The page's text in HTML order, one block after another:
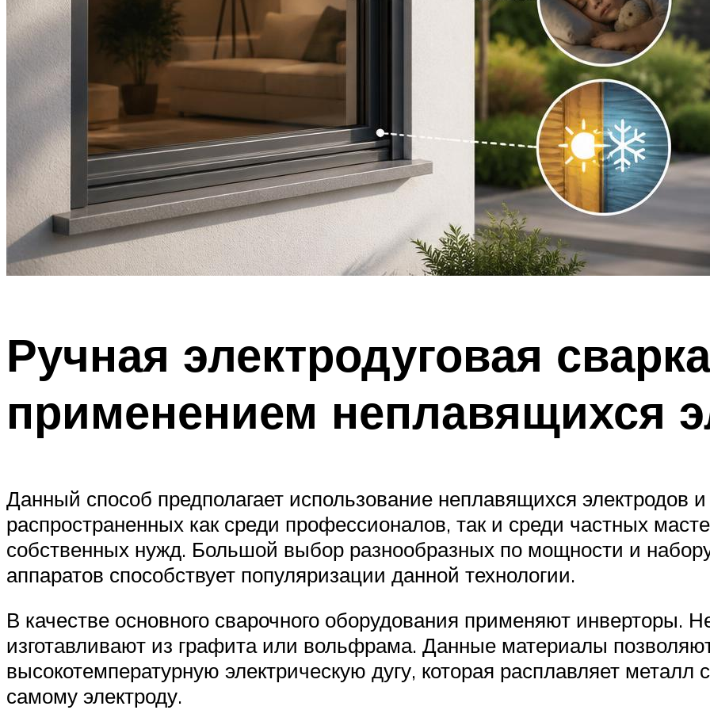
Ручная электродуговая
применением неплавящихся
Данный способ предполагает использование неплавящихся электродов
распространенных как среди профессионалов, так и среди частных
собственных нужд. Большой выбор разнообразных по мощности и
аппаратов способствует популяризации данной технологии.
В качестве основного сварочного оборудования применяют инверторы.
изготавливают из графита или вольфрама. Данные материалы
высокотемпературную электрическую дугу, которая расплавляет
самому электроду.